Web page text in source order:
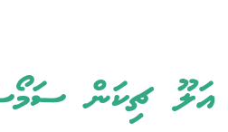
އަލޫ ޗިކަން